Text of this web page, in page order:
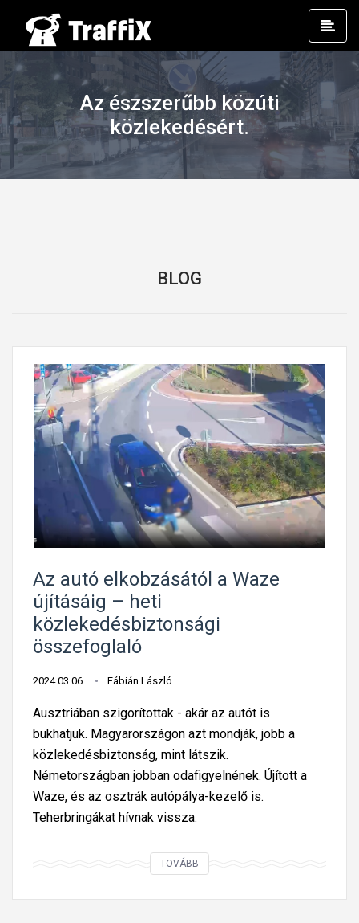
Az észszerűbb közúti
közlekedésért.
BLOG
Az autó elkobzásától a Waze
újításáig – heti
közlekedésbiztonsági
összefoglaló
2024.03.06. Fábián László
Ausztriában szigorítottak - akár az autót is
bukhatjuk. Magyarországon azt mondják, jobb a
közlekedésbiztonság, mint látszik.
Németországban jobban odafigyelnének. Újított a
Waze, és az osztrák autópálya-kezelő is.
Teherbringákat hívnak vissza.
TOVÁBB